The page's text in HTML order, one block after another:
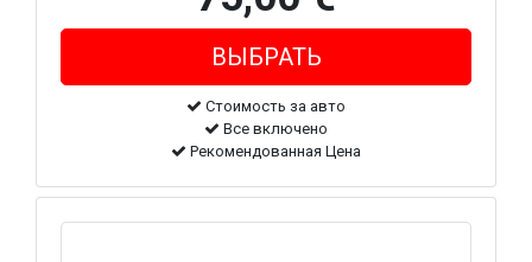
Стоимость за авто
Все включено
Рекомендованная Цена